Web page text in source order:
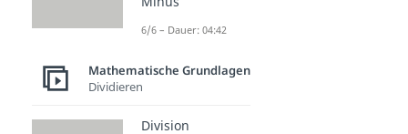
6/6 – Dauer: 04:42
Mathematische Grundlagen
Dividieren
Division